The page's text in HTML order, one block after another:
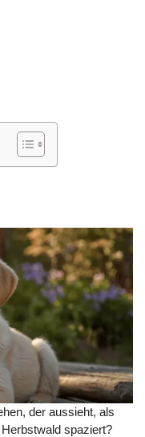
der aussieht, als
spaziert?